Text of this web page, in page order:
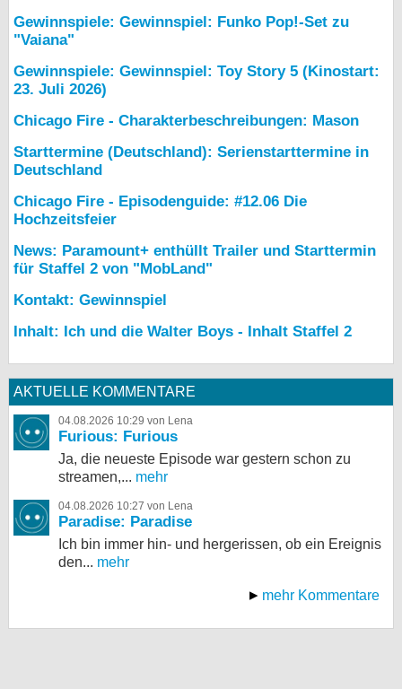
Gewinnspiele: Gewinnspiel: Funko Pop!-Set zu
"Vaiana"
Gewinnspiele: Gewinnspiel: Toy Story 5 (Kinostart:
23. Juli 2026)
Chicago Fire - Charakterbeschreibungen: Mason
Starttermine (Deutschland): Serienstarttermine in
Deutschland
Chicago Fire - Episodenguide: #12.06 Die
Hochzeitsfeier
News: Paramount+ enthüllt Trailer und Starttermin
für Staffel 2 von "MobLand"
Kontakt: Gewinnspiel
Inhalt: Ich und die Walter Boys - Inhalt Staffel 2
AKTUELLE KOMMENTARE
04.08.2026 10:29 von Lena
Furious: Furious
Ja, die neueste Episode war gestern schon zu
streamen,... mehr
04.08.2026 10:27 von Lena
Paradise: Paradise
Ich bin immer hin- und hergerissen, ob ein Ereignis
den... mehr
mehr Kommentare